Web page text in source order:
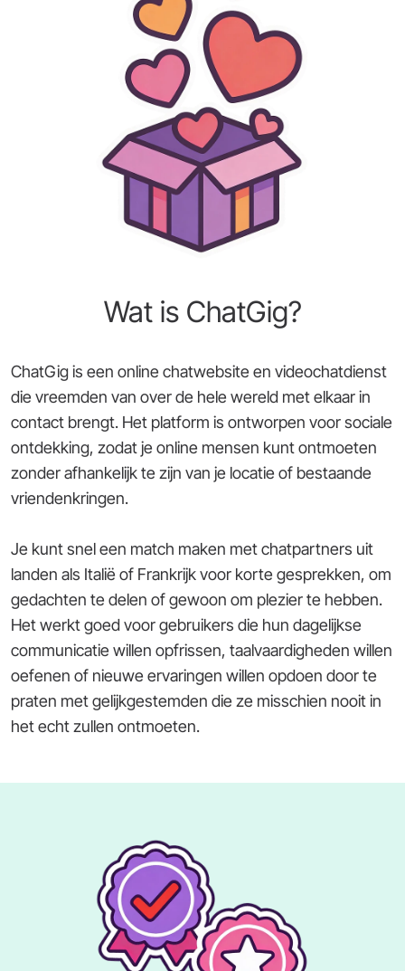
Wat is ChatGig?
ChatGig is een online chatwebsite en videochatdienst
die vreemden van over de hele wereld met elkaar in
contact brengt. Het platform is ontworpen voor sociale
ontdekking, zodat je online mensen kunt ontmoeten
zonder afhankelijk te zijn van je locatie of bestaande
vriendenkringen.
Je kunt snel een match maken met chatpartners uit
landen als Italië of Frankrijk voor korte gesprekken, om
gedachten te delen of gewoon om plezier te hebben.
Het werkt goed voor gebruikers die hun dagelijkse
communicatie willen opfrissen, taalvaardigheden willen
oefenen of nieuwe ervaringen willen opdoen door te
praten met gelijkgestemden die ze misschien nooit in
het echt zullen ontmoeten.